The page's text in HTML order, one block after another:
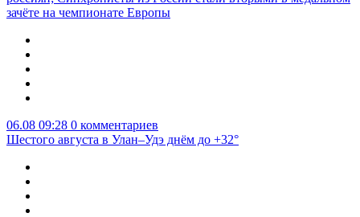
зачёте на чемпионате Европы
06.08 09:28 0 комментариев
Шестого августа в Улан–Удэ днём до +32°